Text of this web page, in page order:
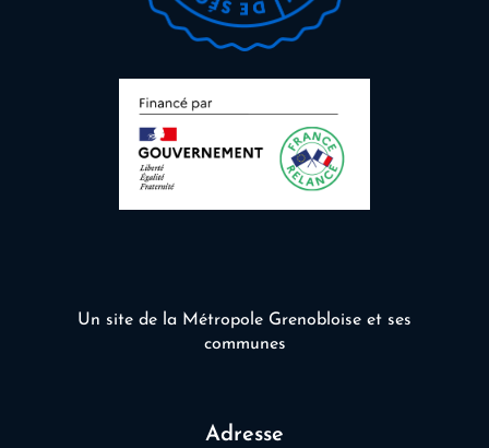
Un site de la Métropole Grenobloise et ses
communes
Adresse